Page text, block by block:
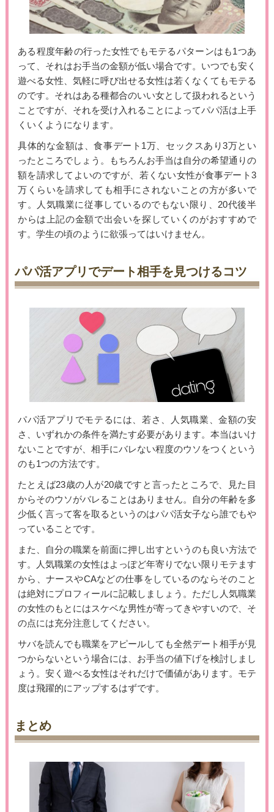
ある程度年齢の行った女性でもモテるパターンはも1つあ
って、それはお手当の金額が低い場合です。いつでも安く
遊べる女性、気軽に呼び出せる女性は若くなくてもモテる
のです。それはある種都合のいい女として扱われるという
ことですが、それを受け入れることによってパパ活は上手
くいくようになります。
具体的な金額は、食事デート1万、セックスあり3万とい
ったところでしょう。もちろんお手当は自分の希望通りの
額を請求してよいのですが、若くない女性が食事デート3
万くらいを請求しても相手にされないことの方が多いで
す。人気職業に従事しているのでもない限り、20代後半
からは上記の金額で出会いを探していくのがおすすめで
す。学生の頃のように欲張ってはいけません。
パパ活アプリでデート相手を見つけるコツ
パパ活アプリでモテるには、若さ、人気職業、金額の安
さ、いずれかの条件を満たす必要があります。本当はいけ
ないことですが、相手にバレない程度のウソをつくという
のも1つの方法です。
たとえば23歳の人が20歳ですと言ったところで、見た目
からそのウソがバレることはありません。自分の年齢を多
少低く言って客を取るというのはパパ活女子なら誰でもや
っていることです。
また、自分の職業を前面に押し出すというのも良い方法で
す。人気職業の女性はよっぽど年寄りでない限りモテます
から、ナースやCAなどの仕事をしているのならそのこと
は絶対にプロフィールに記載しましょう。ただし人気職業
の女性のもとにはスケベな男性が寄ってきやすいので、そ
の点には充分注意してください。
サバを読んでも職業をアピールしても全然デート相手が見
つからないという場合には、お手当の値下げを検討しまし
ょう。安く遊べる女性はそれだけで価値があります。モテ
度は飛躍的にアップするはずです。
まとめ